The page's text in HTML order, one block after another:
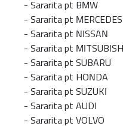
- Sararita pt BMW
- Sararita pt MERCEDES
- Sararita pt NISSAN
- Sararita pt MITSUBISHI
- Sararita pt SUBARU
- Sararita pt HONDA
- Sararita pt SUZUKI
- Sararita pt AUDI
- Sararita pt VOLVO